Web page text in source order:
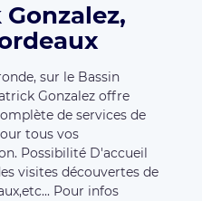
sur le Bassin
Gonzalez offre
de services de
tous vos
Possibilité D'accueil
visites découvertes de
Pour infos